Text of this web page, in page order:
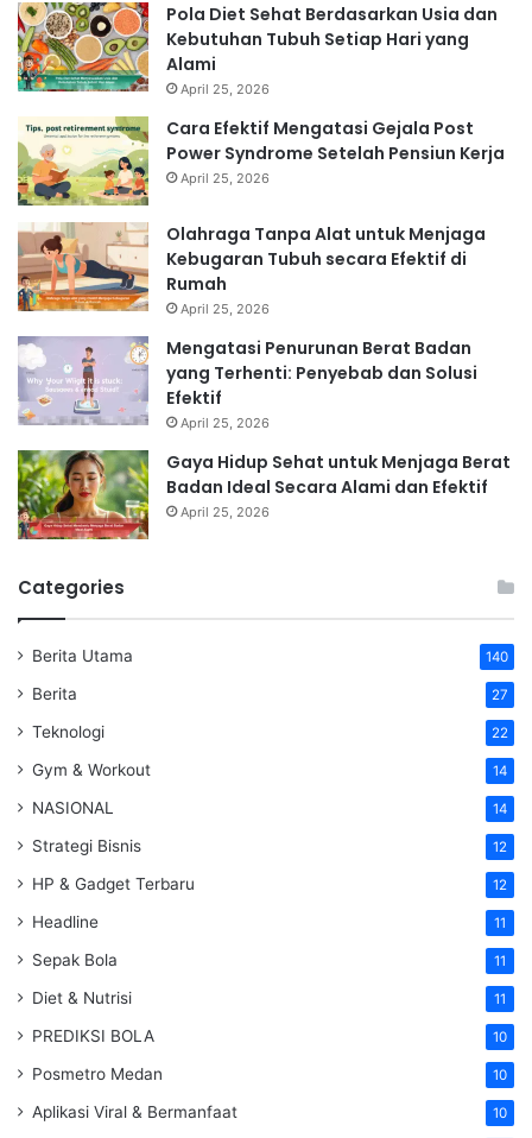
Pola Diet Sehat Berdasarkan Usia dan
Kebutuhan Tubuh Setiap Hari yang
Alami
April 25, 2026
Cara Efektif Mengatasi Gejala Post
Power Syndrome Setelah Pensiun Kerja
April 25, 2026
Olahraga Tanpa Alat untuk Menjaga
Kebugaran Tubuh secara Efektif di
Rumah
April 25, 2026
Mengatasi Penurunan Berat Badan
yang Terhenti: Penyebab dan Solusi
Efektif
April 25, 2026
Gaya Hidup Sehat untuk Menjaga Berat
Badan Ideal Secara Alami dan Efektif
April 25, 2026
Categories
Berita Utama 140
Berita 27
Teknologi 22
Gym & Workout 14
NASIONAL 14
Strategi Bisnis 12
HP & Gadget Terbaru 12
Headline 11
Sepak Bola 11
Diet & Nutrisi 11
PREDIKSI BOLA 10
Posmetro Medan 10
Aplikasi Viral & Bermanfaat 10